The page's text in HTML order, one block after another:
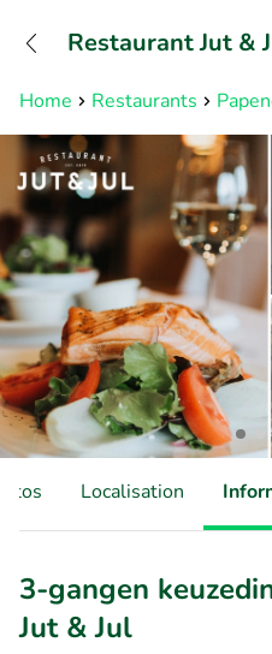
Home Restaurants
Restaurant Jut &
Localisation
3-gangen
Jut & Jul